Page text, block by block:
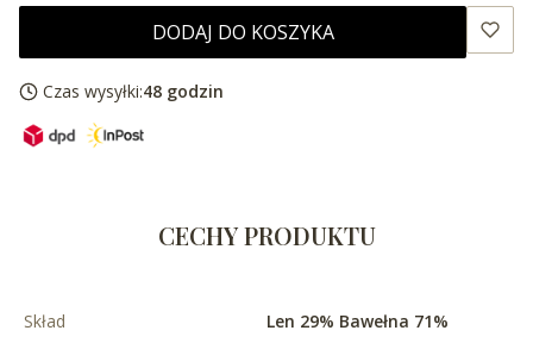
DODAJ DO KOSZYKA
Czas wysyłki:48 godzin
CECHY PRODUKTU
Skład Len 29% Bawełna 71%